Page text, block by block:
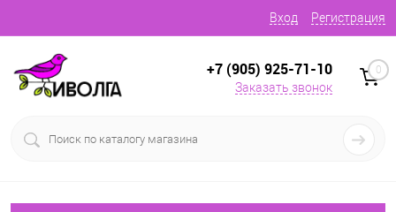
Вход Регистрация
+7 (905) 925-71-10
Заказать звонок
0